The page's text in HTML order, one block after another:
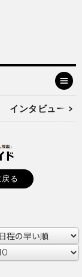
インタビュー
る